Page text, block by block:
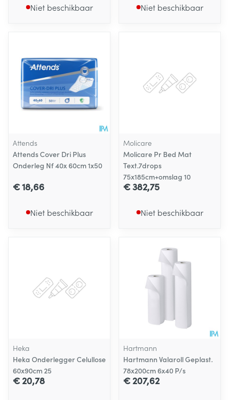
Niet beschikbaar Niet beschikbaar
Attends
Attends Cover Dri Plus
Onderleg Nf 40x 60cm 1x50
€ 18,66
Niet beschikbaar
Molicare
Molicare Pr Bed Mat
Text.7drops
75x185cm+omslag 10
€ 382,75
Niet beschikbaar
Heka
Heka Onderlegger Celullose
60x90cm 25
€ 20,78
Hartmann
Hartmann Valaroll Geplast.
78x200cm 6x40 P/s
€ 207,62